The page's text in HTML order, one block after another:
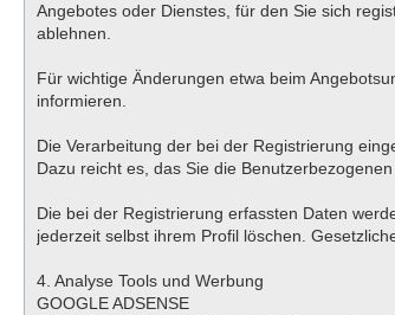
Angebotes oder Dienstes, für den Sie sich
ablehnen.
Für wichtige Änderungen etwa beim
informieren.
Die Verarbeitung der bei der Registrierung
Dazu reicht es, das Sie die
Die bei der Registrierung erfassten Daten
jederzeit selbst ihrem Profil löschen.
4. Analyse Tools und Werbung
GOOGLE ADSENSE